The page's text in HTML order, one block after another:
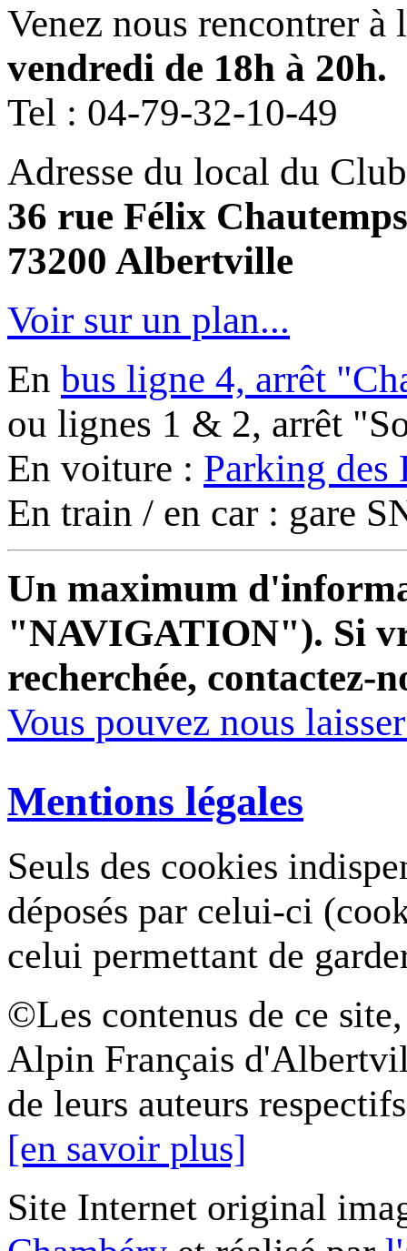
Venez nous rencontrer à
vendredi de 18h à 20h.
Tel : 04-79-32-10-49
Adresse du local du
36 rue Félix Chautemps
73200 Albertville
Voir sur un plan...
En bus ligne 4, arrêt
ou lignes 1 & 2, arrêt
En voiture : Parking des
En train / en car : gare
Un maximum
"NAVIGATION"). Si
recherchée, contactez-
Vous pouvez nous
Mentions légales
Seuls des cookies
déposés par celui-ci
celui permettant de
©Les contenus de ce
Alpin Français
de leurs auteurs
[en savoir plus]
Site Internet original